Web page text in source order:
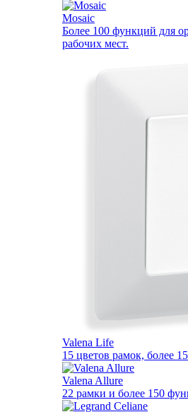
Mosaic
Более 100 функций для
рабочих мест.
Valena Life
15 цветов рамок, более
Valena Allure
22 рамки и более 150